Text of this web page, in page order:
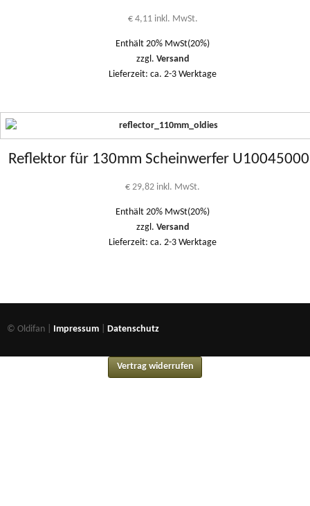
€4,11 inkl. MwSt.
Enthält 20% MwSt(20%)
zzgl. Versand
Lieferzeit: ca. 2-3 Werktage
Reflektor für 130mm Scheinwerfer
€ 29,82 inkl. MwSt.
Enthält 20% MwSt(20%)
zzgl. Versand
Lieferzeit: ca. 2-3 Werktage
© Oldifan | Impressum Datenschutz
Vertrag widerrufen